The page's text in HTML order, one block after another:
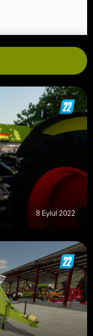
8 Eylül 2022